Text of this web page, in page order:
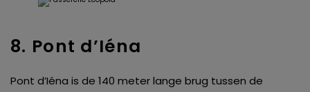
8. Pont d’Iéna
Pont d’Iéna is de 140 meter lange brug tussen de